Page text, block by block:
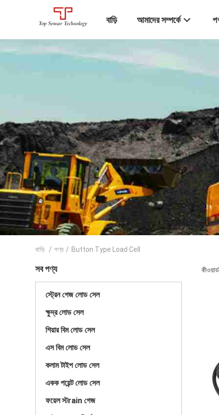
বাড়ি আমাদের সম্পর্কে
বাড়ি / পণ্য / Button Type Load Cell
সব পণ্য
স্ট্রেন গেজ লোড সেল
ক্ষুদ্র লোড সেল
শিয়ার বিম লোড সেল
এস বিম লোড সেল
কলাম টাইপ লোড সেল
একক পয়েন্ট লোড সেল
ফয়েল স্টrain গেজ